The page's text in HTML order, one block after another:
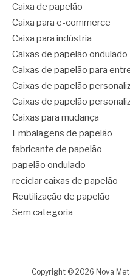
Caixa de papelão
Caixa para e-commerce
Caixa para indústria
Caixas de papelão ondulado
Caixas de papelão para
Caixas de papelão
Caixas de papelão
Caixas para mudança
Embalagens de papelão
fabricante de papelão
papelão ondulado
reciclar caixas de papelão
Reutilização de papelão
Sem categoria
Copyright © 2026 Nova